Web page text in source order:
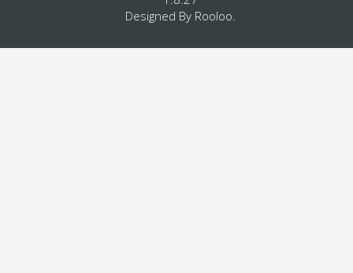
Designed By Rooloo.